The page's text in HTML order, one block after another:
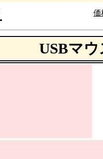
価
USBマウ